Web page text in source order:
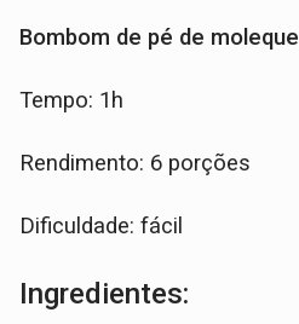
Bombom de pé de moleque
Tempo: 1h
Rendimento: 6 porções
Dificuldade: fácil
Ingredientes: